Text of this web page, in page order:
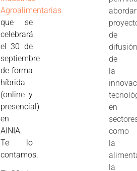
Agroalimentarias
que se
celebrará
el 30 de
septiembre
de forma
híbrida
(online y
presencial)
en
AINIA.
Te lo
contamos.
abordar
de
de
la
en
como
la
la